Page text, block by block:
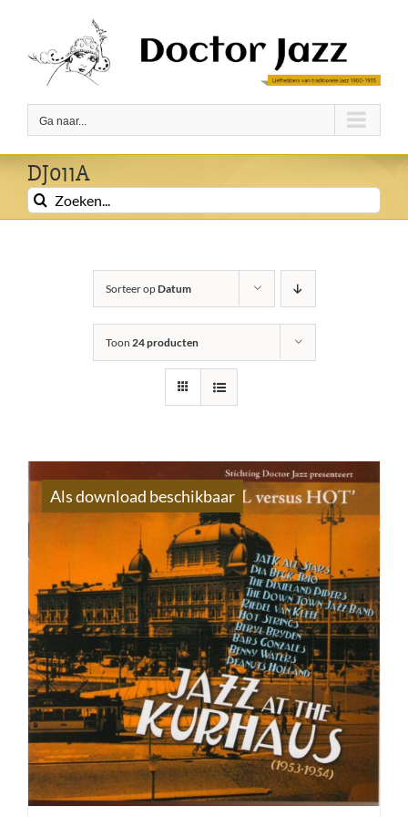
inhoud
Ga naar...
DJ011A
Zoeken
naar:
Sorteer opDatum
Toon 24 producten
Als download beschikbaar